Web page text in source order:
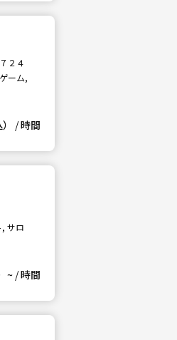
２４
ーム,
/時間
サロ
~ /時間